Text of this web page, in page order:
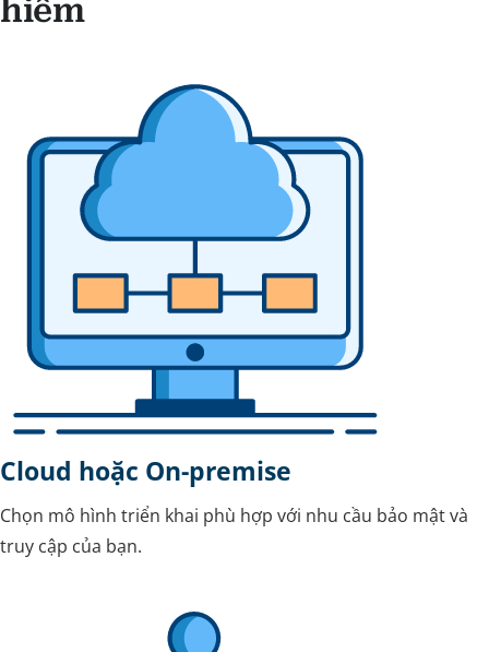
hiểm
Cloud hoặc On-premise
Chọn mô hình triển khai phù hợp với nhu cầu bảo mật và
truy cập của bạn.